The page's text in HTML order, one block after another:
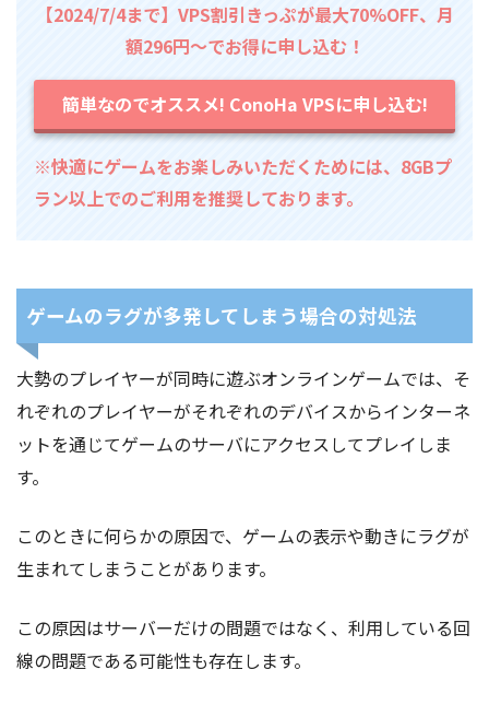
【2024/7/4まで】VPS割引きっぷが最大70%OFF、月
額296円～でお得に申し込む！
簡単なのでオススメ! ConoHa VPSに申し込む!
※快適にゲームをお楽しみいただくためには、8GBプ
ラン以上でのご利用を推奨しております。
ゲームのラグが多発してしまう場合の対処法
大勢のプレイヤーが同時に遊ぶオンラインゲームでは、そ
れぞれのプレイヤーがそれぞれのデバイスからインターネ
ットを通じてゲームのサーバにアクセスしてプレイしま
す。
このときに何らかの原因で、ゲームの表示や動きにラグが
生まれてしまうことがあります。
この原因はサーバーだけの問題ではなく、利用している回
線の問題である可能性も存在します。